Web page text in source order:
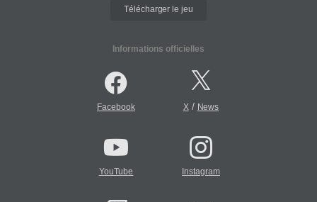
Télécharger le jeu
Informations officielles
Facebook X/ News
YouTube Instagram